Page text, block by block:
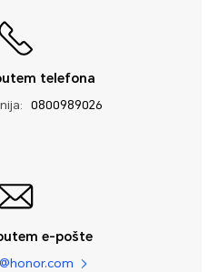
telefona
0800989026
e-pošte